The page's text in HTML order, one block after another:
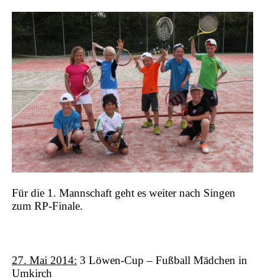
Für die 1. Mannschaft geht es weiter nach Singen
zum RP-Finale.
27. Mai 2014: 3 Löwen-Cup – Fußball Mädchen in
Umkirch